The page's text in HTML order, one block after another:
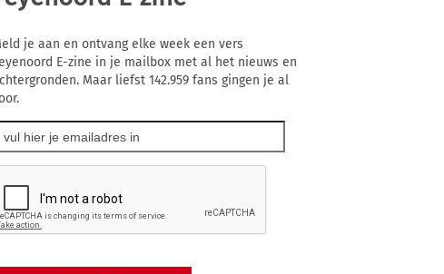
je aan en ontvang elke week een vers
E-zine in je mailbox met al het nieuws en
Maar liefst 142.959 fans gingen je al